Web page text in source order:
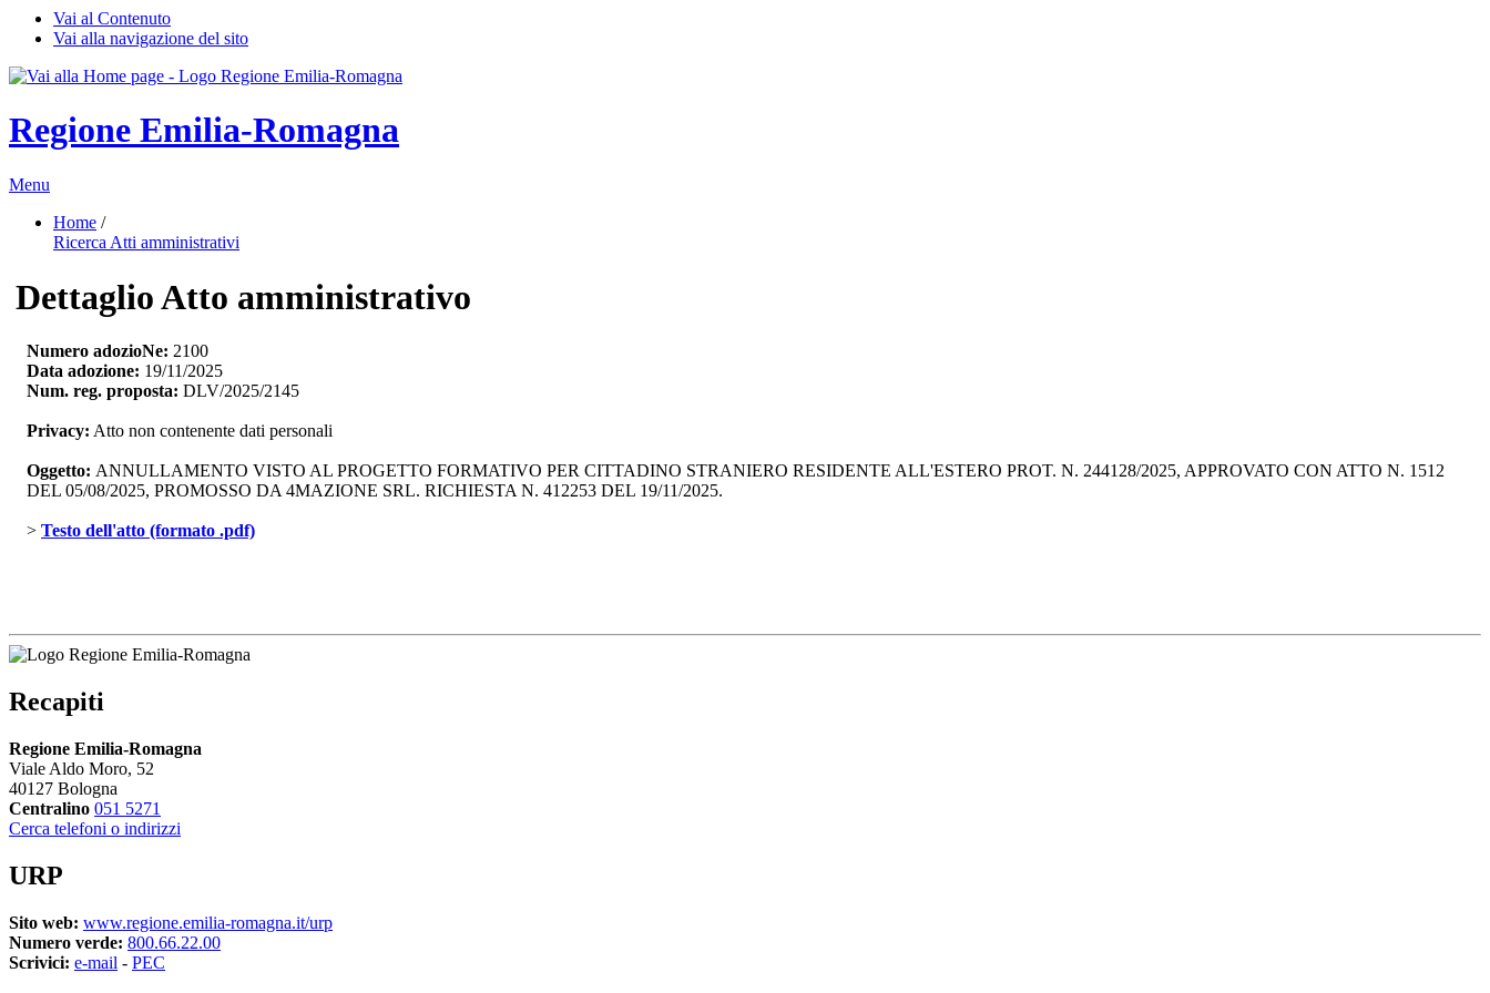
Vai al Contenuto
Vai alla navigazione del sito
Regione Emilia-Romagna
Menu
Home /
Ricerca Atti amministrativi
Dettaglio Atto amministrativo
Numero adozioNe: 2100
Data adozione: 19/11/2025
Num. reg. proposta: DLV/2025/2145
Privacy: Atto non contenente dati personali
Oggetto: ANNULLAMENTO VISTO AL PROGETTO FORMATIVO PER CITTADINO STRANIERO RESIDENTE ALL'ESTERO PROT. N. 244128/2025, APPROVATO CON ATTO N. 1512
DEL 05/08/2025, PROMOSSO DA 4MAZIONE SRL. RICHIESTA N. 412253 DEL 19/11/2025.
> Testo dell'atto (formato .pdf)
Recapiti
Regione Emilia-Romagna
Viale Aldo Moro, 52
40127 Bologna
Centralino 051 5271
Cerca telefoni o indirizzi
URP
Sito web: www.regione.emilia-romagna.it/urp
Numero verde: 800.66.22.00
Scrivici: e-mail - PEC